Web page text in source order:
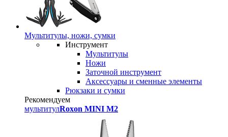
Мультитулы, ножи, сумки
Инструмент
Мультитулы
Ножи
Заточной инструмент
Аксессуары и сменные элементы
Рюкзаки и сумки
Рекомендуем
мультитулRoxon MINI M2